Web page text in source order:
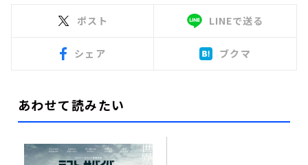
ポスト LINEで送る
シェア ブクマ
あわせて読みたい